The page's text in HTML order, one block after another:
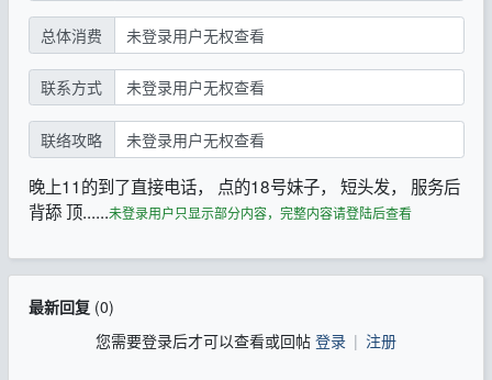
总体消费 未登录用户无权查看
联系方式 未登录用户无权查看
联络攻略 未登录用户无权查看
晚上11的到了直接电话， 点的18号妹子， 短头发， 服务后
背舔 顶......未登录用户只显示部分内容，完整内容请登陆后查看
最新回复(0)
您需要登录后才可以查看或回帖 登录 | 注册